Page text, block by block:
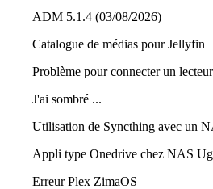
ADM 5.1.4 (03/08/2026)
Catalogue de médias pour Jellyfin
Problème pour connecter un
J'ai sombré ...
Utilisation de Syncthing avec un
Appli type Onedrive chez NAS
Erreur Plex ZimaOS